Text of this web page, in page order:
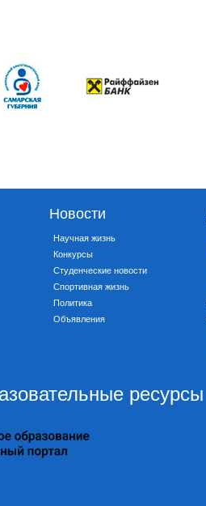
Новости
Научная жизнь
Конкурсы
Студенческие новости
Спортивная жизнь
Политика
Объявления
ресурсы